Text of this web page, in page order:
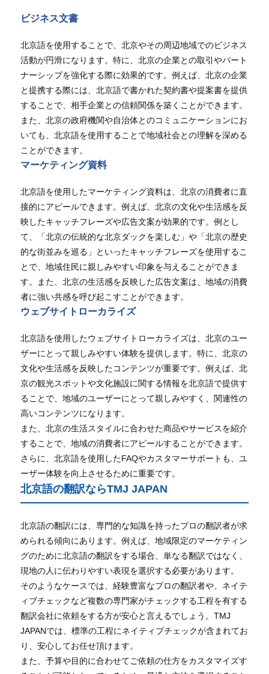
ビジネス文書
北京語を使用することで、北京やその周辺地域でのビジネス
活動が円滑になります。特に、北京の企業との取引やパート
ナーシップを強化する際に効果的です。例えば、北京の企業
と提携する際には、北京語で書かれた契約書や提案書を提供
することで、相手企業との信頼関係を築くことができます。
また、北京の政府機関や自治体とのコミュニケーションにお
いても、北京語を使用することで地域社会との理解を深める
ことができます。
マーケティング資料
北京語を使用したマーケティング資料は、北京の消費者に直
接的にアピールできます。例えば、北京の文化や生活感を反
映したキャッチフレーズや広告文案が効果的です。例とし
て、「北京の伝統的な北京ダックを楽しむ」や「北京の歴史
的な街並みを巡る」といったキャッチフレーズを使用するこ
とで、地域住民に親しみやすい印象を与えることができま
す。また、北京の生活感を反映した広告文案は、地域の消費
者に強い共感を呼び起こすことができます。
ウェブサイトローカライズ
北京語を使用したウェブサイトローカライズは、北京のユー
ザーにとって親しみやすい体験を提供します。特に、北京の
文化や生活感を反映したコンテンツが重要です。例えば、北
京の観光スポットや文化施設に関する情報を北京語で提供す
ることで、地域のユーザーにとって親しみやすく、関連性の
高いコンテンツになります。
また、北京の生活スタイルに合わせた商品やサービスを紹介
することで、地域の消費者にアピールすることができます。
さらに、北京語を使用したFAQやカスタマーサポートも、ユ
ーザー体験を向上させるために重要です。
北京語の翻訳ならTMJ JAPAN
北京語の翻訳には、専門的な知識を持ったプロの翻訳者が求
められる傾向にあります。例えば、地域限定のマーケティン
グのために北京語の翻訳をする場合、単なる翻訳ではなく、
現地の人に伝わりやすい表現を選択する必要があります。
そのようなケースでは、経験豊富なプロの翻訳者や、ネイテ
ィブチェックなど複数の専門家がチェックする工程を有する
翻訳会社に依頼をする方が安心と言えるでしょう。TMJ
JAPANでは、標準の工程にネイティブチェックが含まれてお
り、安心してお任せ頂けます。
また、予算や目的に合わせてご依頼の仕方をカスタマイズす